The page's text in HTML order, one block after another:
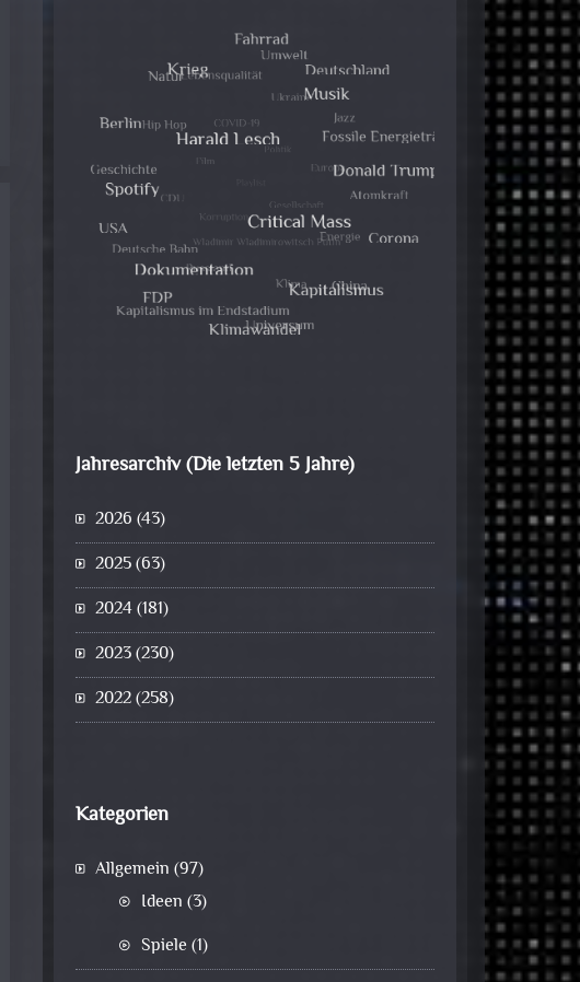
Jahresarchiv (Die letzten 5 Jahre)
2026 (43)
2025(63)
2024(181)
2023(230)
2022(258)
Kategorien
Allgemein (97)
Ideen (3)
Spiele (1)